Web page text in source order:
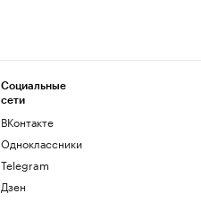
Социальные
сети
ВКонтакте
Одноклассники
Telegram
Дзен